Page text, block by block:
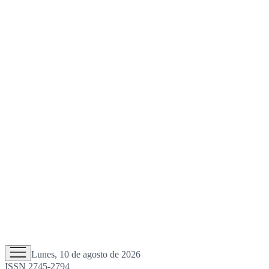
Lunes, 10 de agosto de 2026
ISSN 2745-2794